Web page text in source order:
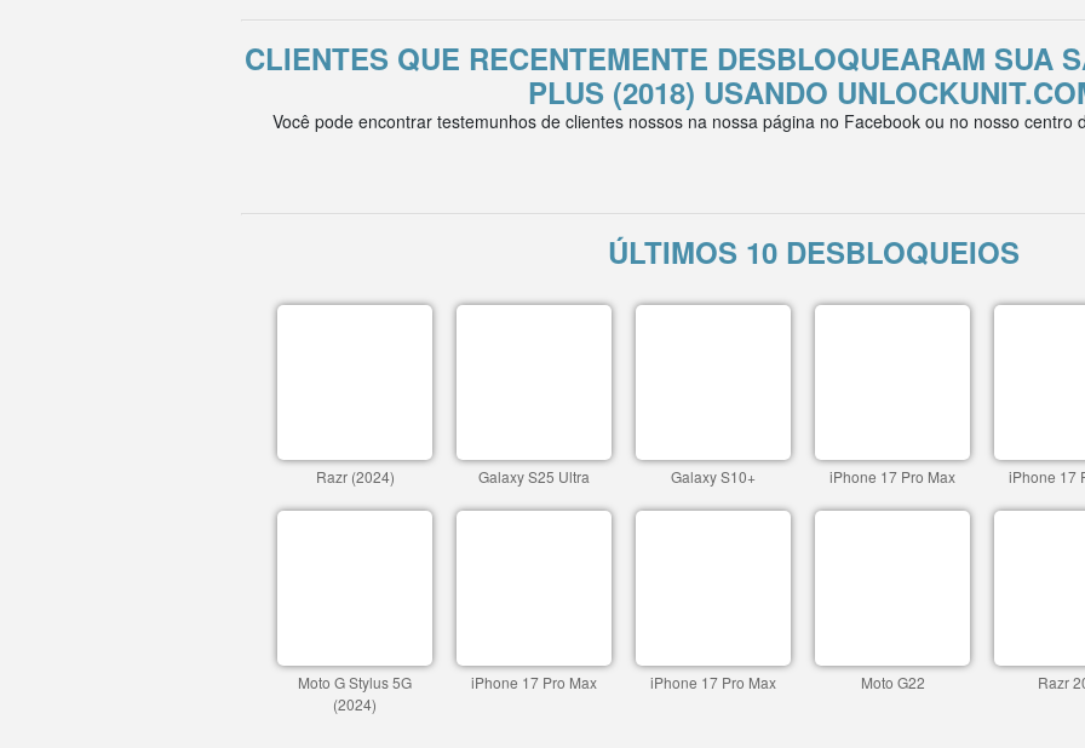
CLIENTES QUE RECENTEMENTE DESBLOQUEARAM SUA
PLUS (2018) USANDO
Você pode encontrar testemunhos de clientes nossos na nossa página no Facebook ou no nosso centro
ÚLTIMOS 10 DESBLOQUEIOS
Razr (2024) Galaxy S25 Ultra Galaxy S10+ iPhone 17 Pro Max iPhone 17
Moto G Stylus 5G
(2024)
iPhone 17 Pro Max iPhone 17 Pro Max Moto G22 Razr